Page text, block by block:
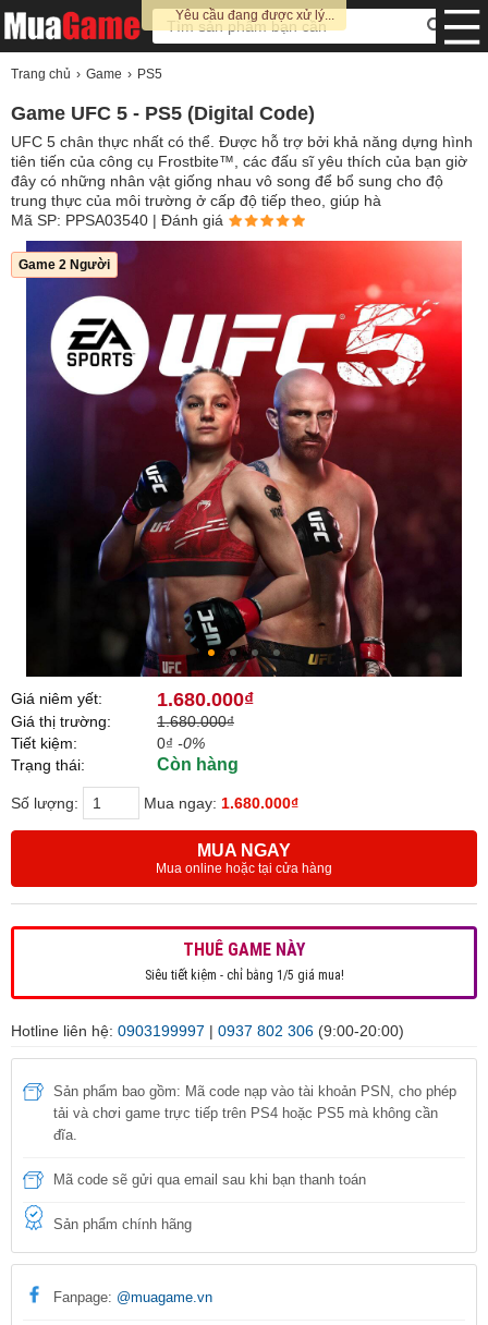
Trang chủ Game PS5
Game UFC 5 - PS5 (Digital Code)
UFC 5 chân thực nhất có thể. Được hỗ trợ bởi khả năng dựng hình
tiên tiến của công cụ Frostbite™, các đấu sĩ yêu thích của bạn giờ
đây có những nhân vật giống nhau vô song để bổ sung cho độ
trung thực của môi trường ở cấp độ tiếp theo, giúp hà
Mã SP: PPSA03540 | Đánh giá
Game 2 Người
Giá niêm yết: 1.680.000₫
Giá thị trường:
1.680.000₫
Tiết kiệm:
0₫ -0%
Trạng thái:
Còn hàng
Số lượng: Mua ngay: 1.680.000₫
MUA NGAY
Mua online hoặc tại cửa hàng
THUÊ GAME NÀY
Siêu tiết kiệm - chỉ bằng 1/5 giá mua!
Hotline liên hệ: 0903199997 | 0937 802 306 (9:00-20:00)
Sản phẩm bao gồm: Mã code nạp vào tài khoản PSN, cho phép
tải và chơi game trực tiếp trên PS4 hoặc PS5 mà không cần
đĩa.
Mã code sẽ gửi qua email sau khi bạn thanh toán
Sản phẩm chính hãng
Fanpage: @muagame.vn
Yêu cầu đang được xử lý...